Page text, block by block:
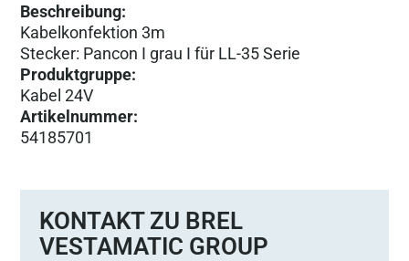
Beschreibung:
Kabelkonfektion 3m
Stecker: Pancon I grau I für LL-35 Serie
Produktgruppe:
Kabel 24V
Artikelnummer:
54185701
KONTAKT ZU BREL
VESTAMATIC GROUP